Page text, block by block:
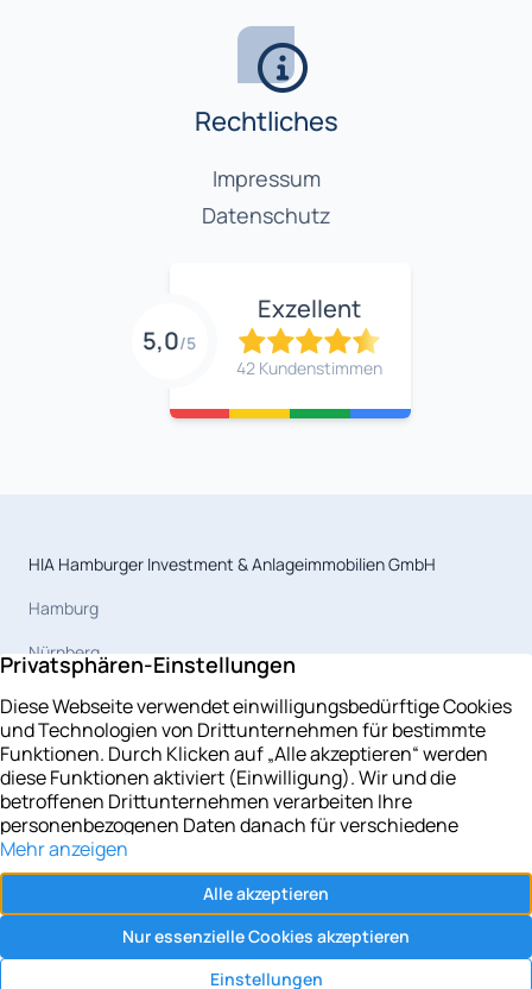
Rechtliches
Impressum
Datenschutz
5,0/5
Exzellent
42 Kundenstimmen
HIA Hamburger Investment & Anlageimmobilien GmbH
Hamburg
Nürnberg
Magdeburg
Celle
Berlin
Leipzig
Potsdam
Rostock
Kiel